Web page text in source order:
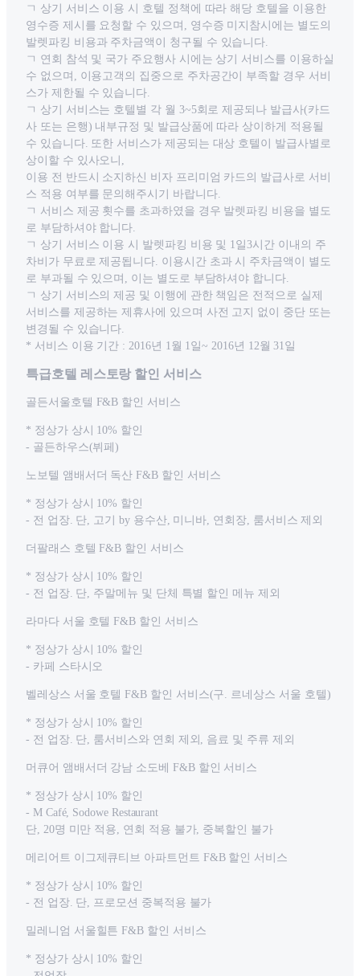
ㄱ 상기 서비스 이용 시 호텔 정책에 따라 해당 호텔을 이용한
영수증 제시를 요청할 수 있으며, 영수증 미지참시에는 별도의
발렛파킹 비용과 주차금액이 청구될 수 있습니다.
ㄱ 연회 참석 및 국가 주요행사 시에는 상기 서비스를 이용하실
수 없으며, 이용고객의 집중으로 주차공간이 부족할 경우 서비
스가 제한될 수 있습니다.
ㄱ 상기 서비스는 호텔별 각 월 3~5회로 제공되나 발급사(카드
사 또는 은행) 내부규정 및 발급상품에 따라 상이하게 적용될
수 있습니다. 또한 서비스가 제공되는 대상 호텔이 발급사별로
상이할 수 있사오니,
이용 전 반드시 소지하신 비자 프리미엄 카드의 발급사로 서비
스 적용 여부를 문의해주시기 바랍니다.
ㄱ 서비스 제공 횟수를 초과하였을 경우 발렛파킹 비용을 별도
로 부담하셔야 합니다.
ㄱ 상기 서비스 이용 시 발렛파킹 비용 및 1일3시간 이내의 주
차비가 무료로 제공됩니다. 이용시간 초과 시 주차금액이 별도
로 부과될 수 있으며, 이는 별도로 부담하셔야 합니다.
ㄱ 상기 서비스의 제공 및 이행에 관한 책임은 전적으로 실제
서비스를 제공하는 제휴사에 있으며 사전 고지 없이 중단 또는
변경될 수 있습니다.
* 서비스 이용 기간 : 2016년 1월 1일~ 2016년 12월 31일
특급호텔 레스토랑 할인 서비스
골든서울호텔 F&B 할인 서비스
* 정상가 상시 10% 할인
- 골든하우스(뷔페)
노보텔 앰배서더 독산 F&B 할인 서비스
* 정상가 상시 10% 할인
- 전 업장. 단, 고기 by 용수산, 미니바, 연회장, 룸서비스 제외
더팔래스 호텔 F&B 할인 서비스
* 정상가 상시 10% 할인
- 전 업장. 단, 주말메뉴 및 단체 특별 할인 메뉴 제외
라마다 서울 호텔 F&B 할인 서비스
* 정상가 상시 10% 할인
- 카페 스타시오
벨레상스 서울 호텔 F&B 할인 서비스(구. 르네상스 서울 호텔)
* 정상가 상시 10% 할인
- 전 업장. 단, 룸서비스와 연회 제외, 음료 및 주류 제외
머큐어 앰배서더 강남 소도베 F&B 할인 서비스
* 정상가 상시 10% 할인
- M Café, Sodowe Restaurant
단, 20명 미만 적용, 연회 적용 불가, 중복할인 불가
메리어트 이그제큐티브 아파트먼트 F&B 할인 서비스
* 정상가 상시 10% 할인
- 전 업장. 단, 프로모션 중복적용 불가
밀레니엄 서울힐튼 F&B 할인 서비스
* 정상가 상시 10% 할인